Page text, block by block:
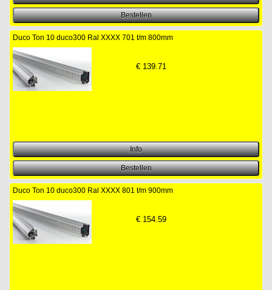
Duco Ton 10 duco300 Ral XXXX 701 t/m 800mm
€ 139.71
Duco Ton 10 duco300 Ral XXXX 801 t/m 900mm
€ 154.59